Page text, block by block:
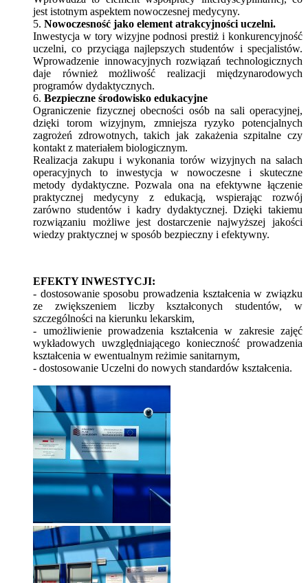
jest istotnym aspektem nowoczesnej medycyny.
5. Nowoczesność jako element atrakcyjności uczelni.
Inwestycja w tory wizyjne podnosi prestiż i konkurencyjność
uczelni, co przyciąga najlepszych studentów i specjalistów.
Wprowadzenie innowacyjnych rozwiązań technologicznych
daje również możliwość realizacji międzynarodowych
programów dydaktycznych.
6. Bezpieczne środowisko edukacyjne
Ograniczenie fizycznej obecności osób na sali operacyjnej,
dzięki torom wizyjnym, zmniejsza ryzyko potencjalnych
zagrożeń zdrowotnych, takich jak zakażenia szpitalne czy
kontakt z materiałem biologicznym.
Realizacja zakupu i wykonania torów wizyjnych na salach
operacyjnych to inwestycja w nowoczesne i skuteczne
metody dydaktyczne. Pozwala ona na efektywne łączenie
praktycznej medycyny z edukacją, wspierając rozwój
zarówno studentów i kadry dydaktycznej. Dzięki takiemu
rozwiązaniu możliwe jest dostarczenie najwyższej jakości
wiedzy praktycznej w sposób bezpieczny i efektywny.
EFEKTY INWESTYCJI:
- dostosowanie sposobu prowadzenia kształcenia w związku
ze zwiększeniem liczby kształconych studentów, w
szczególności na kierunku lekarskim,
- umożliwienie prowadzenia kształcenia w zakresie zajęć
wykładowych uwzględniającego konieczność prowadzenia
kształcenia w ewentualnym reżimie sanitarnym,
- dostosowanie Uczelni do nowych standardów kształcenia.